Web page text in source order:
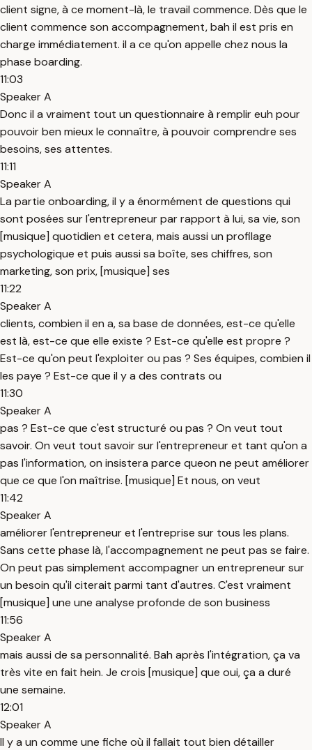
client signe, à ce moment-là, le travail commence. Dès que le
client commence son accompagnement, bah il est pris en
charge immédiatement. il a ce qu'on appelle chez nous la
phase boarding.
11:03
Speaker A
Donc il a vraiment tout un questionnaire à remplir euh pour
pouvoir ben mieux le connaître, à pouvoir comprendre ses
besoins, ses attentes.
11:11
Speaker A
La partie onboarding, il y a énormément de questions qui
sont posées sur l'entrepreneur par rapport à lui, sa vie, son
[musique] quotidien et cetera, mais aussi un profilage
psychologique et puis aussi sa boîte, ses chiffres, son
marketing, son prix, [musique] ses
11:22
Speaker A
clients, combien il en a, sa base de données, est-ce qu'elle
est là, est-ce que elle existe ? Est-ce qu'elle est propre ?
Est-ce qu'on peut l'exploiter ou pas ? Ses équipes, combien il
les paye ? Est-ce que il y a des contrats ou
11:30
Speaker A
pas ? Est-ce que c'est structuré ou pas ? On veut tout
savoir. On veut tout savoir sur l'entrepreneur et tant qu'on a
pas l'information, on insistera parce queon ne peut améliorer
que ce que l'on maîtrise. [musique] Et nous, on veut
11:42
Speaker A
améliorer l'entrepreneur et l'entreprise sur tous les plans.
Sans cette phase là, l'accompagnement ne peut pas se faire.
On peut pas simplement accompagner un entrepreneur sur
un besoin qu'il citerait parmi tant d'autres. C'est vraiment
[musique] une une analyse profonde de son business
11:56
Speaker A
mais aussi de sa personnalité. Bah après l'intégration, ça va
très vite en fait hein. Je crois [musique] que oui, ça a duré
une semaine.
12:01
Speaker A
Il y a un comme une fiche où il fallait tout bien détailler